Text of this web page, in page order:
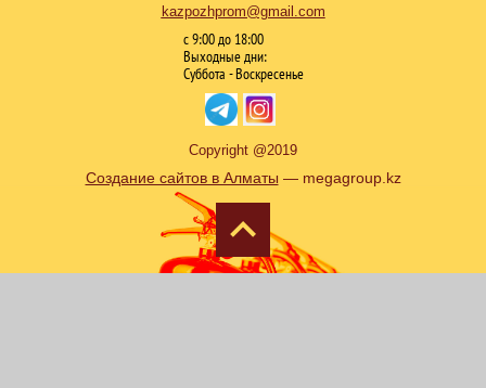
kazpozhprom@gmail.com
с 9:00 до 18:00
Выходные дни:
Суббота - Воскресенье
Copyright @2019
Создание сайтов в Алматы — megagroup.kz